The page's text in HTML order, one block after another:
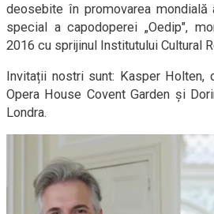
deosebite în promovarea
special a capodoperei „Oedip",
2016 cu sprijinul Institutului Cultural
Invitații nostri sunt: Kasper Holten,
Opera House Covent Garden și
Londra.